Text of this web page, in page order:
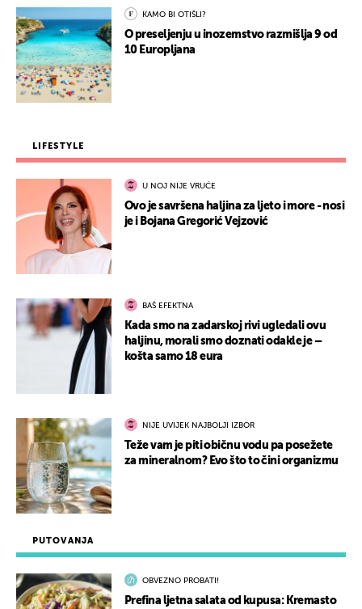
PUTOVANJA
OBVEZNO PROBATI!
Prefina ljetna salata od kupusa: Kremasto
KAMO BI OTIŠLI?
O preseljenju u inozemstvo razmišlja 9 od
10 Europljana
LIFESTYLE
U NOJ NIJE VRUĆE
Ovo je savršena haljina za ljeto i more - nosi
je i Bojana Gregorić Vejzović
BAŠ EFEKTNA
Kada smo na zadarskoj rivi ugledali ovu
haljinu, morali smo doznati odakle je –
košta samo 18 eura
NIJE UVIJEK NAJBOLJI IZBOR
Teže vam je piti običnu vodu pa posežete
za mineralnom? Evo što to čini organizmu